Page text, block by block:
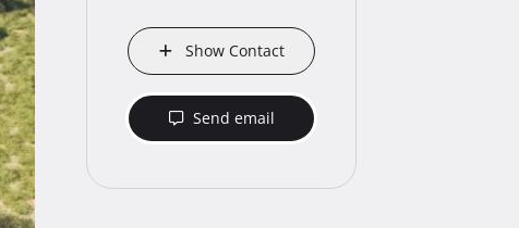
Show Contact
Send email